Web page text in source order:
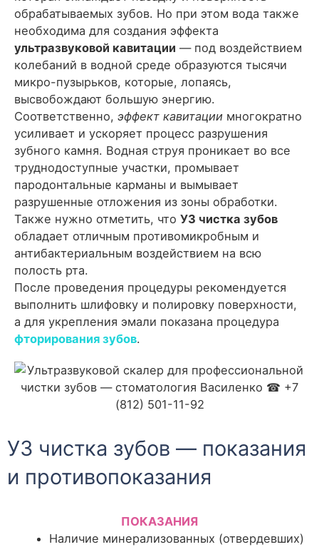
обрабатываемых зубов. Но при этом вода также
необходима для создания эффекта
ультразвуковой кавитации — под воздействием
колебаний в водной среде образуются тысячи
микро-пузырьков, которые, лопаясь,
высвобождают большую энергию.
Соответственно, эффект кавитации многократно
усиливает и ускоряет процесс разрушения
зубного камня. Водная струя проникает во все
труднодоступные участки, промывает
пародонтальные карманы и вымывает
разрушенные отложения из зоны обработки.
Также нужно отметить, что УЗ чистка зубов
обладает отличным противомикробным и
антибактериальным воздействием на всю
полость рта.
После проведения процедуры рекомендуется
выполнить шлифовку и полировку поверхности,
а для укрепления эмали показана процедура
фторирования зубов.
УЗ чистка зубов — показания
и противопоказания
ПОКАЗАНИЯ
Наличие минерализованных (отвердевших)